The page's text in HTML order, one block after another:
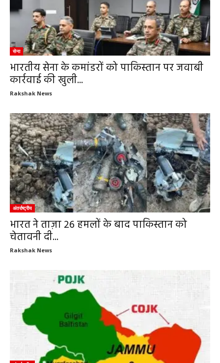
सेना
भारतीय सेना के कमांडरों को पाकिस्तान पर जवाबी
कार्रवाई की खुली...
Rakshak News
अंतर्राष्ट्रीय
भारत ने ताज़ा 26 हमलों के बाद पाकिस्तान को
चेतावनी दी...
Rakshak News